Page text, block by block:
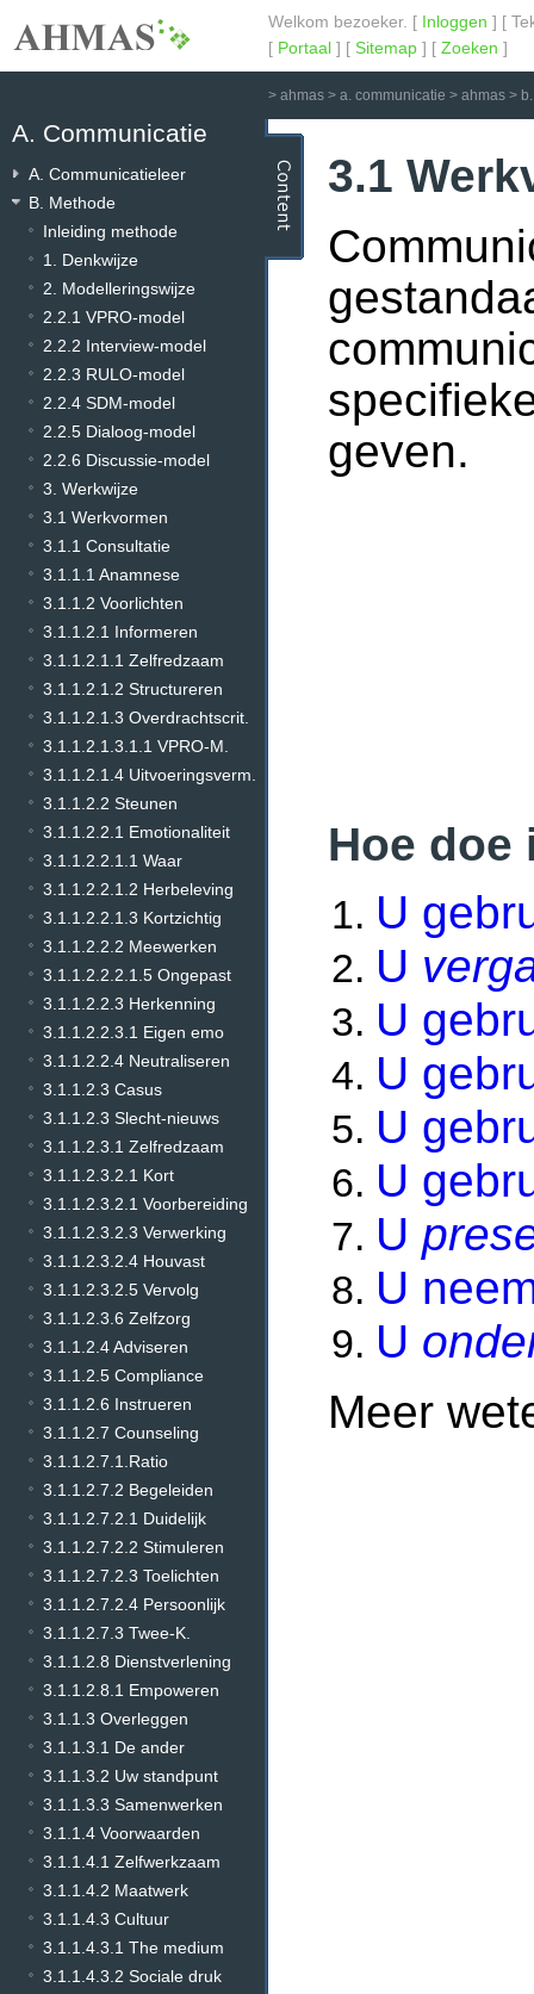
Welkom bezoeker. [ Inloggen ] [
[ Portaal ] [ Sitemap ] [ Zoeken ]
> ahmas > a. communicatie > ahmas >
A. Communicatie
A. Communicatieleer
B. Methode
Inleiding methode
1. Denkwijze
2. Modelleringswijze
2.2.1 VPRO-model
2.2.2 Interview-model
2.2.3 RULO-model
2.2.4 SDM-model
2.2.5 Dialoog-model
2.2.6 Discussie-model
3. Werkwijze
3.1 Werkvormen
3.1.1 Consultatie
3.1.1.1 Anamnese
3.1.1.2 Voorlichten
3.1.1.2.1 Informeren
3.1.1.2.1.1 Zelfredzaam
3.1.1.2.1.2 Structureren
3.1.1.2.1.3 Overdrachtscrit.
3.1.1.2.1.3.1.1 VPRO-M.
3.1.1.2.1.4 Uitvoeringsverm.
3.1.1.2.2 Steunen
3.1.1.2.2.1 Emotionaliteit
3.1.1.2.2.1.1 Waar
3.1.1.2.2.1.2 Herbeleving
3.1.1.2.2.1.3 Kortzichtig
3.1.1.2.2.2 Meewerken
3.1.1.2.2.2.1.5 Ongepast
3.1.1.2.2.3 Herkenning
3.1.1.2.2.3.1 Eigen emo
3.1.1.2.2.4 Neutraliseren
3.1.1.2.3 Casus
3.1.1.2.3 Slecht-nieuws
3.1.1.2.3.1 Zelfredzaam
3.1.1.2.3.2.1 Kort
3.1.1.2.3.2.1 Voorbereiding
3.1.1.2.3.2.3 Verwerking
3.1.1.2.3.2.4 Houvast
3.1.1.2.3.2.5 Vervolg
3.1.1.2.3.6 Zelfzorg
3.1.1.2.4 Adviseren
3.1.1.2.5 Compliance
3.1.1.2.6 Instrueren
3.1.1.2.7 Counseling
3.1.1.2.7.1.Ratio
3.1.1.2.7.2 Begeleiden
3.1.1.2.7.2.1 Duidelijk
3.1.1.2.7.2.2 Stimuleren
3.1.1.2.7.2.3 Toelichten
3.1.1.2.7.2.4 Persoonlijk
3.1.1.2.7.3 Twee-K.
3.1.1.2.8 Dienstverlening
3.1.1.2.8.1 Empoweren
3.1.1.3 Overleggen
3.1.1.3.1 De ander
3.1.1.3.2 Uw standpunt
3.1.1.3.3 Samenwerken
3.1.1.4 Voorwaarden
3.1.1.4.1 Zelfwerkzaam
3.1.1.4.2 Maatwerk
3.1.1.4.3 Cultuur
3.1.1.4.3.1 The medium
3.1.1.4.3.2 Sociale druk
3.1
geven.
Hoe
U
U
U
U
U
U
U
U
U
Meer